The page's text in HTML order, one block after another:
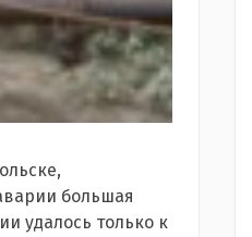
большая
удалось только к